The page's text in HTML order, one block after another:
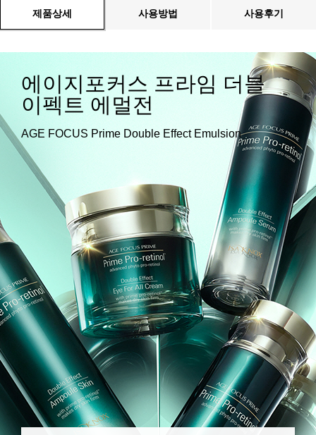
제품상세 사용방법 사용후기
에이지포커스 프라임 더블
이펙트 에멀전
AGE FOCUS Prime Double Effect Emulsion